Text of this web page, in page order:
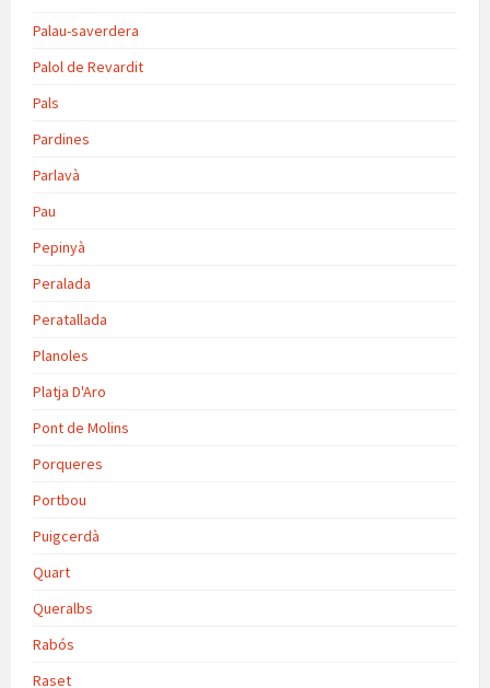
Palau-saverdera
Palol de Revardit
Pals
Pardines
Parlavà
Pau
Pepinyà
Peralada
Peratallada
Planoles
Platja D'Aro
Pont de Molins
Porqueres
Portbou
Puigcerdà
Quart
Queralbs
Rabós
Raset